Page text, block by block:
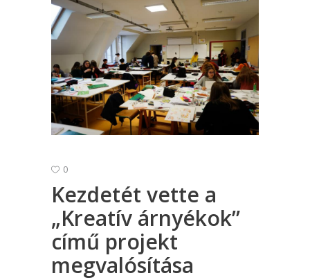
0
Kezdetét vette a
„Kreatív árnyékok”
című projekt
megvalósítása